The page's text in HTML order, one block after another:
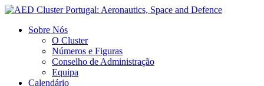
Sobre Nós
O Cluster
Números e Figuras
Conselho de Administração
Equipa
Calendário